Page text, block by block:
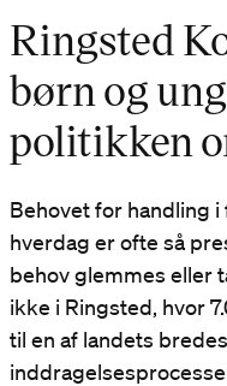
Ringsted
børn og
politikken
Behovet for handling
hverdag er ofte så
behov glemmes eller
ikke i Ringsted, hvor
til en af landets